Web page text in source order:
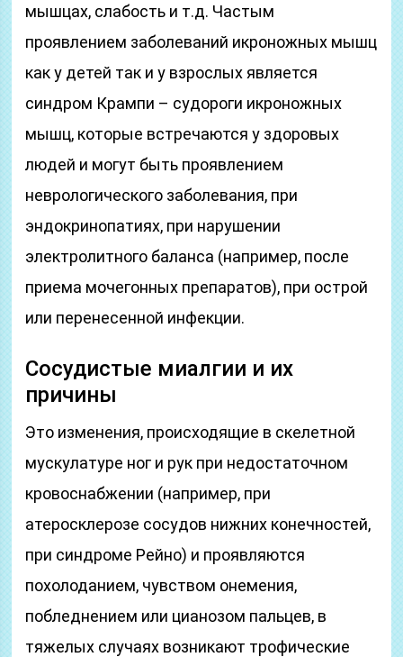
мышцах, слабость и т.д. Частым
проявлением заболеваний икроножных мышц
как у детей так и у взрослых является
синдром Крампи – судороги икроножных
мышц, которые встречаются у здоровых
людей и могут быть проявлением
неврологического заболевания, при
эндокринопатиях, при нарушении
электролитного баланса (например, после
приема мочегонных препаратов), при острой
или перенесенной инфекции.
Сосудистые миалгии и их
причины
Это изменения, происходящие в скелетной
мускулатуре ног и рук при недостаточном
кровоснабжении (например, при
атеросклерозе сосудов нижних конечностей,
при синдроме Рейно) и проявляются
похолоданием, чувством онемения,
побледнением или цианозом пальцев, в
тяжелых случаях возникают трофические